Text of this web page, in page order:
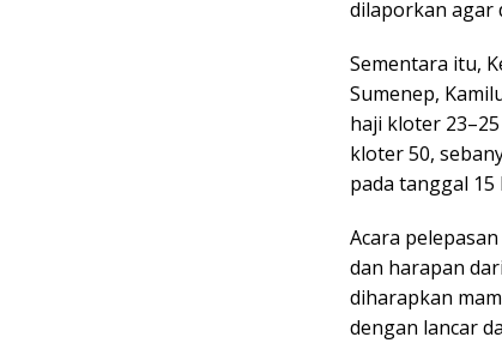
dilaporkan agar
Sementara itu,
Sumenep,
haji kloter
kloter 50,
pada tanggal 15
Acara
dan harapan
diharapkan
dengan lancar